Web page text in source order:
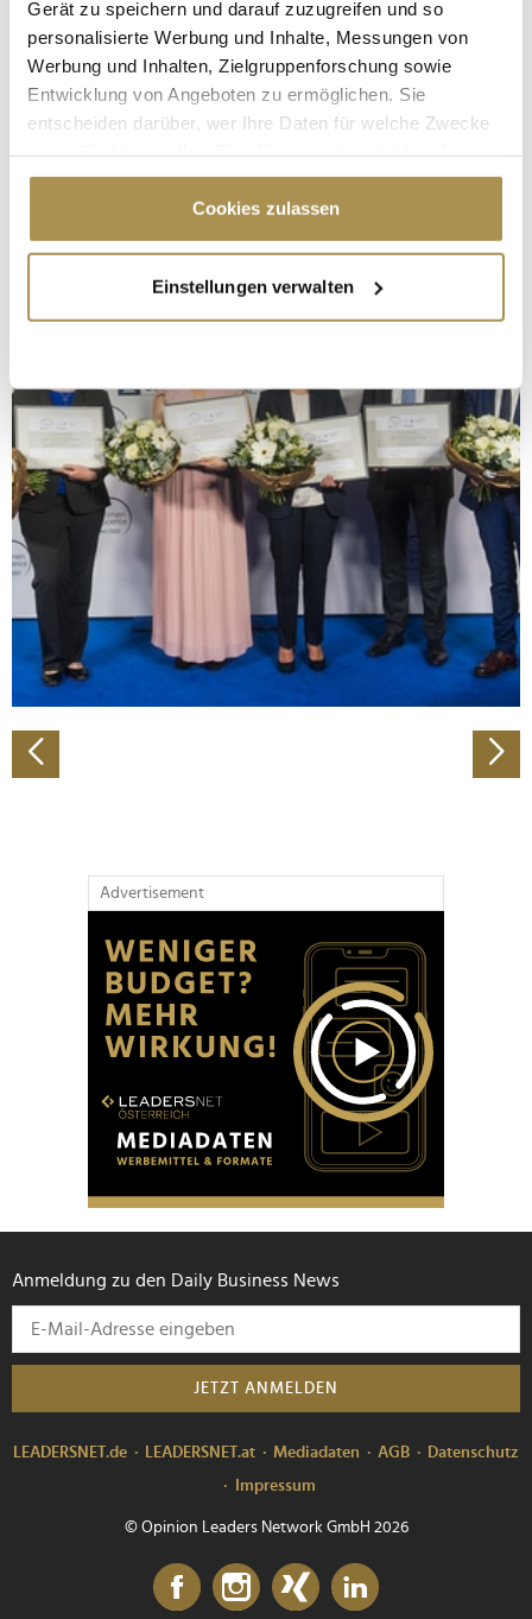
Gerät zu speichern und darauf zuzugreifen und so
personalisierte Werbung und Inhalte, Messungen von
Werbung und Inhalten, Zielgruppenforschung sowie
Entwicklung von Angeboten zu ermöglichen. Sie
entscheiden darüber, wer Ihre Daten für welche Zwecke
Cookie-Erklärung oder durch Klicken auf das Privacy
Trigger Symbol ändern oder widerrufen
Informationen über Ihre geografische Lage
erfassen, welche bis auf einige Meter genau sein
bestimmten Merkmalen (Fingerprinting) identifizieren
Erfahren Sie mehr darüber, wie Ihre persönlichen Daten
verarbeitet werden, und legen Sie Ihre Präferenzen im
Abschnitt Einzelheiten fest.
Wir verwenden Cookies, um Inhalte und Anzeigen zu
personalisieren, Funktionen für soziale Medien anbieten
zu können und die Zugriffe auf unsere Website zu
analysieren. Außerdem geben wir Informationen zu Ihrer
Verwendung unserer Website an unsere Partner für
soziale Medien, Werbung und Analysen weiter. Unsere
Partner führen diese Informationen möglicherweise mit
weiteren Daten zusammen, die Sie ihnen bereitgestellt
Cookies zulassen
Einstellungen verwalten
Advertisement
Anmeldung zu den Daily Business News
JETZT ANMELDEN
LEADERSNET.de LEADERSNET.at Mediadaten AGB
Datenschutz
Impressum
© Opinion Leaders Network GmbH 2026